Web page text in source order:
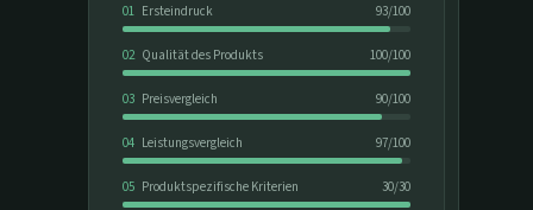
01 Ersteindruck 93/100
02 Qualität des Produkts 100/100
03 Preisvergleich 90/100
04 Leistungsvergleich 97/100
05 Produktspezifische Kriterien 30/30